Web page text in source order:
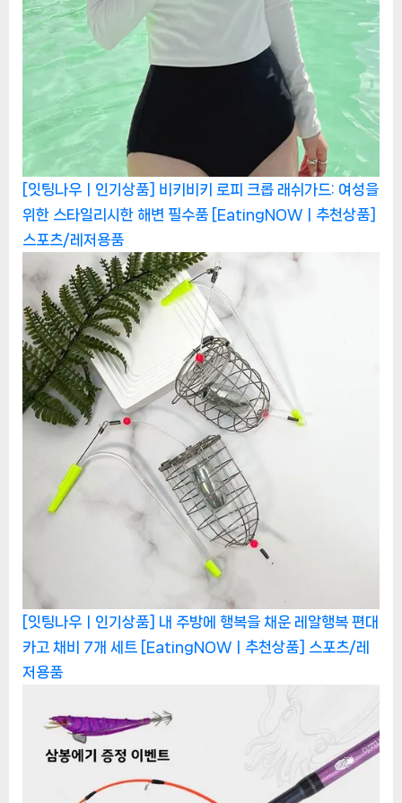
[잇팅나우ㅣ인기상품] 비키비키 로피 크롭 래쉬가드: 여성을
위한 스타일리시한 해변 필수품 [EatingNOWㅣ추천상품]
스포츠/레저용품
[잇팅나우ㅣ인기상품] 내 주방에 행복을 채운 레알행복 편대
카고 채비 7개 세트 [EatingNOWㅣ추천상품] 스포츠/레
저용품